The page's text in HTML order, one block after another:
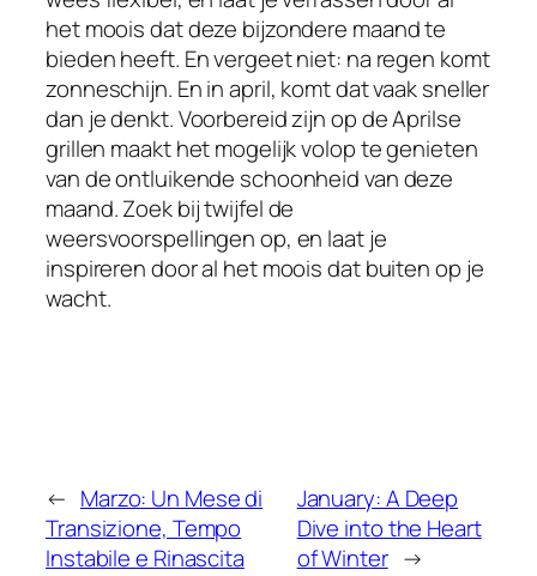
het moois dat deze bijzondere maand te
bieden heeft. En vergeet niet: na regen komt
zonneschijn. En in april, komt dat vaak sneller
dan je denkt. Voorbereid zijn op de Aprilse
grillen maakt het mogelijk volop te genieten
van de ontluikende schoonheid van deze
maand. Zoek bij twijfel de
weersvoorspellingen op, en laat je
inspireren door al het moois dat buiten op je
wacht.
← Marzo: Un Mese di
Transizione, Tempo
Instabile e Rinascita
January: A Deep
Dive into the Heart
of Winter →